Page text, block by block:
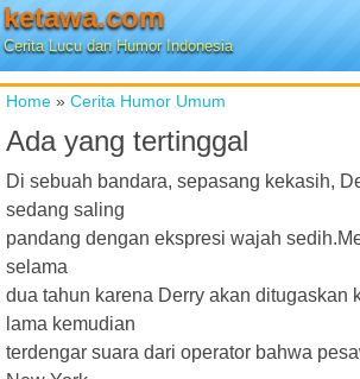
ketawa.com
Cerita Lucu dan Humor Indonesia
Home » Cerita Humor Umum
Ada yang tertinggal
Di sebuah bandara, sepasang kekasih,
sedang saling
pandang dengan ekspresi wajah
selama
dua tahun karena Derry akan ditugaskan
lama kemudian
terdengar suara dari operator bahwa